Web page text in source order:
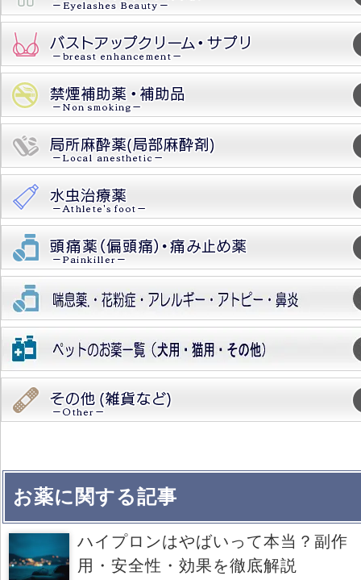
お薬に関する記事
ハイプロンはやばいって本当？副作
用・安全性・効果を徹底解説